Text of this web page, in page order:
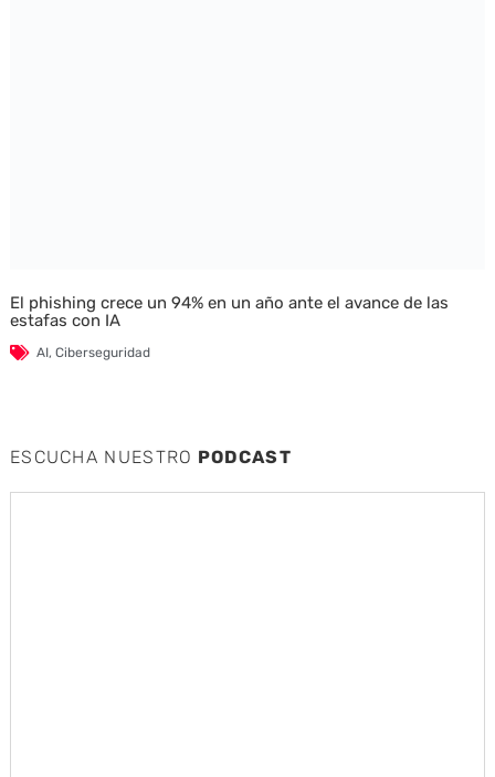
El phishing crece un 94% en un año ante el avance de las
estafas con IA
AI, Ciberseguridad
ESCUCHA NUESTRO PODCAST